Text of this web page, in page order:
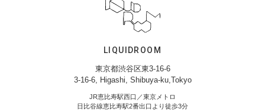
LIQUIDROOM
東京都渋谷区東3-16-6
3-16-6, Higashi, Shibuya-ku,Tokyo
JR恵比寿駅西口／東京メトロ
日比谷線恵比寿駅2番出口より徒歩3分